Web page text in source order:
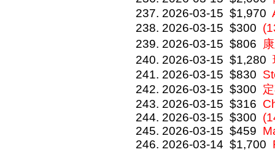
2026-03-15 $1,970
2026-03-15 $300
2026-03-15 $806
2026-03-15 $1,280
2026-03-15 $830
2026-03-15 $300
2026-03-15 $316
2026-03-15 $300
2026-03-15 $459
2026-03-14 $1,700